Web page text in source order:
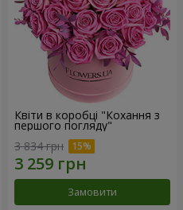
Квіти в коробці "Кохання з
першого погляду"
3 834 грн
Замовити